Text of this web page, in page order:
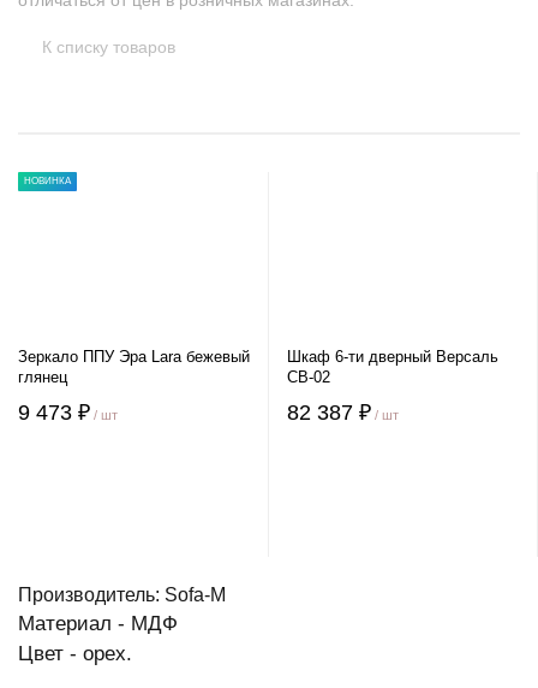
К списку товаров
НОВИНКА
Зеркало ППУ Эра Lara бежевый
глянец
9 473 ₽ / шт
Шкаф 6-ти дверный Версаль
СВ-02
82 387 ₽ / шт
Производитель: Sofa-M
Материал - МДФ
Цвет - орех.